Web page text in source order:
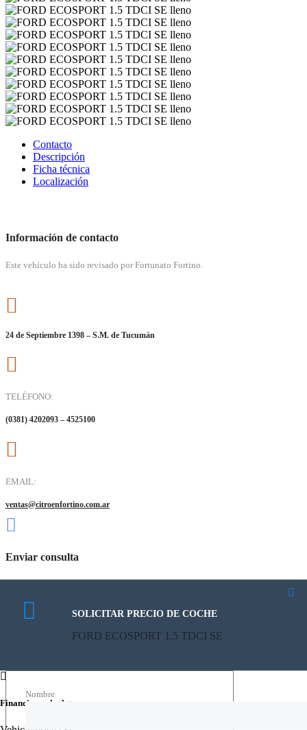
Contacto
Descripción
Ficha técnica
Localización
Información de contacto
Este vehículo ha sido revisado por Fortunato Fortino.
24 de Septiembre 1398 – S.M. de Tucumán
TELÉFONO:
(0381) 4202093 – 4525100
EMAIL:
ventas@citroenfortino.com.ar
Enviar consulta
Nombre:
Financing calculator
SOLICITAR PRECIO DE COCHE
FORD ECOSPORT 1.5 TDCI SE
Nombre